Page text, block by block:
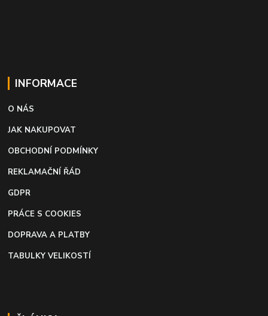
INFORMACE
O NÁS
JAK NAKUPOVAT
OBCHODNÍ PODMÍNKY
REKLAMAČNÍ ŘÁD
GDPR
PRÁCE S COOKIES
DOPRAVA A PLATBY
TABULKY VELIKOSTÍ